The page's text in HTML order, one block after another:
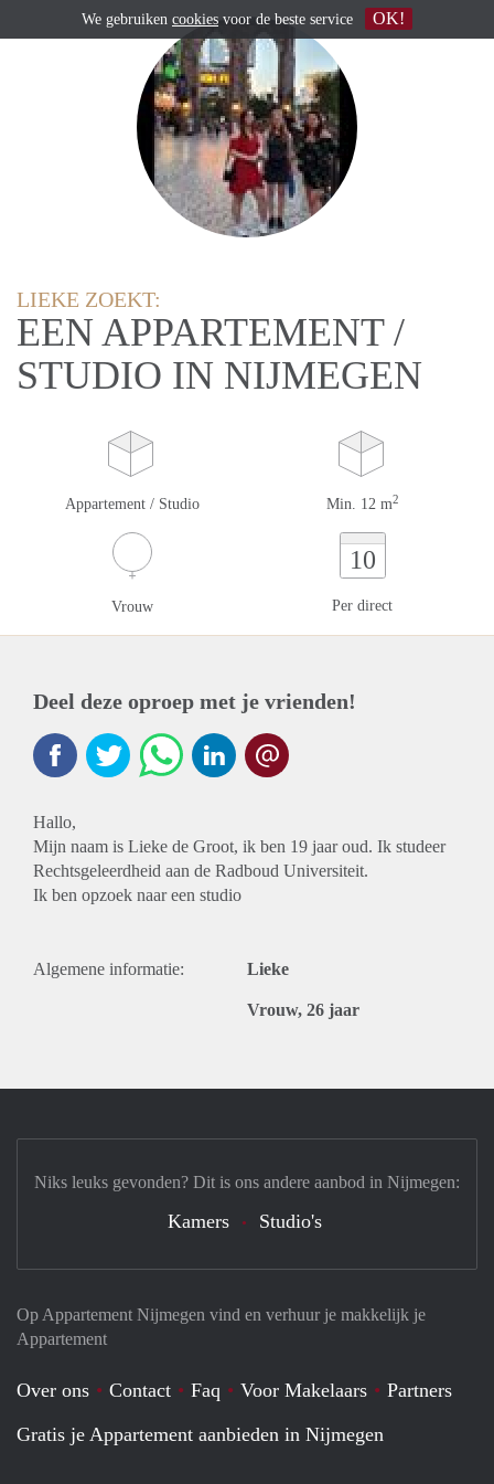
LIEKE ZOEKT:
EEN APPARTEMENT /
STUDIO IN NIJMEGEN
Appartement / Studio Min. 12 m2
Vrouw
10
Per direct
Deel deze oproep met je vrienden!
Hallo,
Mijn naam is Lieke de Groot, ik ben 19 jaar oud. Ik studeer
Rechtsgeleerdheid aan de Radboud Universiteit.
Ik ben opzoek naar een studio
Algemene informatie: Lieke
Vrouw, 26 jaar
Op Appartement Nijmegen vind en verhuur je makkelijk je
Appartement
Over ons Contact Faq Voor Makelaars
Partners
Gratis je Appartement aanbieden in Nijmegen
Niks leuks gevonden? Dit is ons andere aanbod in Nijmegen:
Kamers Studio's
We gebruiken cookies voor de beste service OK!